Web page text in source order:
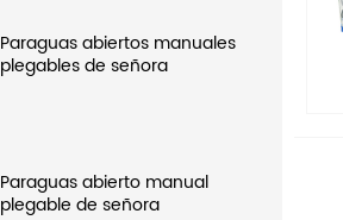
Paraguas abiertos manuales
plegables de señora
Paraguas abierto manual
plegable de señora